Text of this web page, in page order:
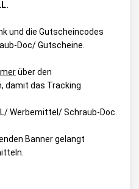
und die Gutscheincodes
Doc/ Gutscheine
über den
damit das Tracking
Werbemittel/ Schraub-Doc
Banner gelangt